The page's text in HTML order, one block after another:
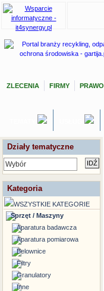
ZLECENIA FIRMY PRAWO
Działy tematyczne
Wybór
Kategoria
WSZYSTKIE KATEGORIE
Sprzęt / Maszyny
Aparatura badawcza
Aparatura pomiarowa
Belownice
Filtry
Granulatory
Inne